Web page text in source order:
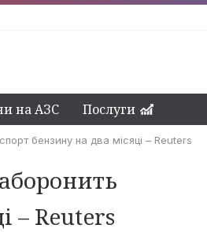
на АЗС Послуги
бензину на два місяці – Reuters
– Reuters